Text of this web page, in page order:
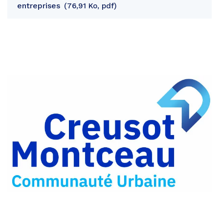
entreprises
76,91 Ko, pdf
Facebook
Partager
Twitter
Partager
par
e-
mail